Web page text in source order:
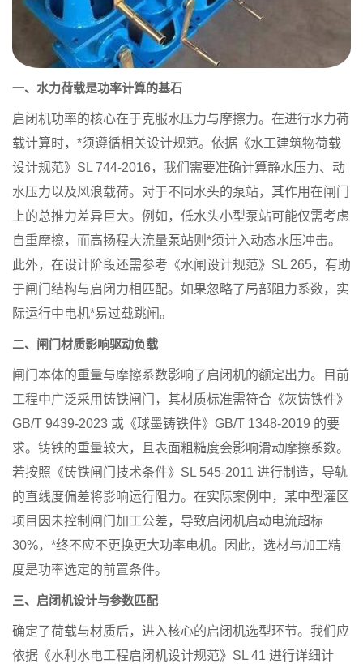
一、水力荷载是功率计算的基石
启闭机功率的核心在于克服水压力与摩擦力。在进行水力荷
载计算时，*须遵循相关设计规范。依据《水工建筑物荷载
设计规范》SL 744-2016，我们需要准确计算静水压力、动
水压力以及风浪载荷。对于不同水头的泵站，其作用在闸门
上的总推力差异巨大。例如，低水头小型泵站可能仅需考虑
自重摩擦，而高扬程大流量泵站则*须计入动态水压冲击。
此外，在设计阶段还需参考《水闸设计规范》SL 265，有助
于闸门结构与启闭力相匹配。如果忽略了局部阻力系数，实
际运行中电机*易过载跳闸。
二、闸门材质影响驱动负载
闸门本体的重量与摩擦系数影响了启闭机的额定出力。目前
工程中广泛采用铸铁闸门，其材质标准需符合《灰铸铁件》
GB/T 9439-2023 或《球墨铸铁件》GB/T 1348-2019 的要
求。铸铁的重量较大，且表面粗糙度会影响滑动摩擦系数。
若按照《铸铁闸门技术条件》SL 545-2011 进行制造，导轨
的直线度偏差将影响运行阻力。在实际案例中，某中型灌区
项目因未控制闸门加工公差，导致启闭机启动电流超标
30%，*终不应不更换更大功率电机。因此，选材与加工精
度是功率选定的前置条件。
三、启闭机设计与参数匹配
确定了荷载与材质后，进入核心的启闭机选型环节。我们应
依据《水利水电工程启闭机设计规范》SL 41 进行详细计